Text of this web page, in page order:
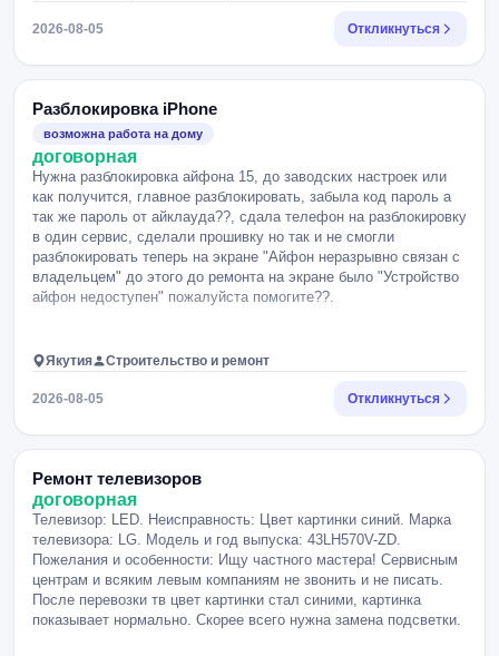
2026-08-05 Откликнуться
Разблокировка iPhone
возможна работа на дому
договорная
Нужна разблокировка айфона 15, до заводских настроек или
как получится, главное разблокировать, забыла код пароль а
так же пароль от айклауда??, сдала телефон на разблокировку
в один сервис, сделали прошивку но так и не смогли
разблокировать теперь на экране "Айфон неразрывно связан с
владельцем" до этого до ремонта на экране было "Устройство
айфон недоступен" пожалуйста помогите??.
Якутия Строительство и ремонт
2026-08-05 Откликнуться
Ремонт телевизоров
договорная
Телевизор: LED. Неисправность: Цвет картинки синий. Марка
телевизора: LG. Модель и год выпуска: 43LH570V-ZD.
Пожелания и особенности: Ищу частного мастера! Сервисным
центрам и всяким левым компаниям не звонить и не писать.
После перевозки тв цвет картинки стал синими, картинка
показывает нормально. Скорее всего нужна замена подсветки.